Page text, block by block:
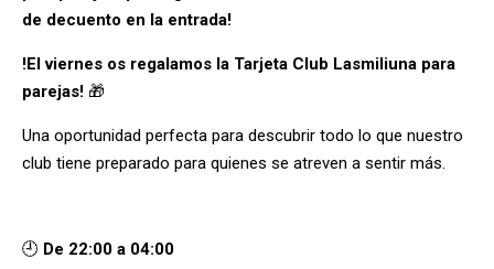
de decuento en la entrada!
!El viernes os regalamos la Tarjeta Club Lasmiliuna para
parejas! 🎁
Una oportunidad perfecta para descubrir todo lo que nuestro
club tiene preparado para quienes se atreven a sentir más.
🕘 De 22:00 a 04:00